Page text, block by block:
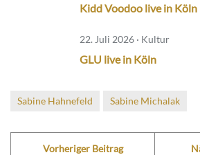
Kidd Voodoo live in Köln
22. Juli 2026 · Kultur
GLU live in Köln
Sabine Hahnefeld Sabine Michalak
Vorheriger Beitrag